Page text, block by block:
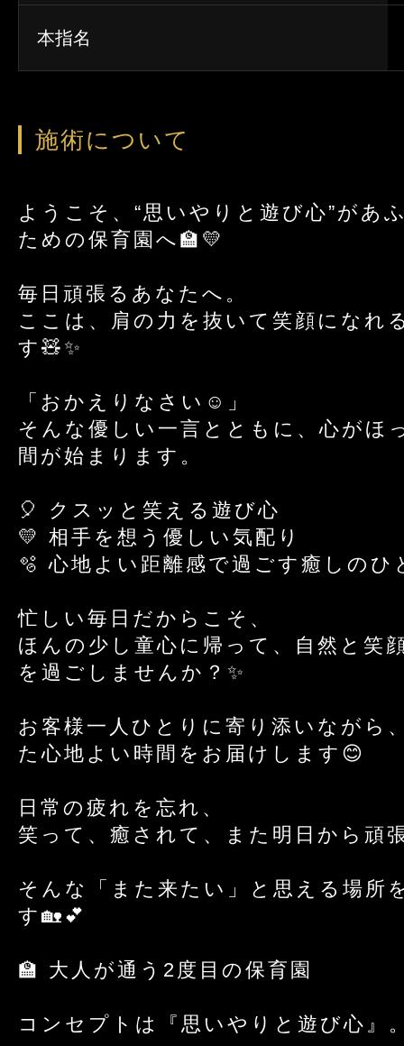
本指名
施術について
ようこそ、“思いやりと遊び心”があ
ための保育園へ🏫💛
毎日頑張るあなたへ。
ここは、肩の力を抜いて笑顔になれ
す🧸✨
「おかえりなさい☺️」
そんな優しい一言とともに、心がほ
間が始まります。
🎈 クスッと笑える遊び心
💛 相手を想う優しい気配り
🫧 心地よい距離感で過ごす癒しのひ
忙しい毎日だからこそ、
ほんの少し童心に帰って、自然と笑
を過ごしませんか？✨
お客様一人ひとりに寄り添いながら
た心地よい時間をお届けします😊
日常の疲れを忘れ、
笑って、癒されて、また明日から頑
そんな「また来たい」と思える場所
す🏡💕
🏫 大人が通う2度目の保育園
コンセプトは『思いやりと遊び心』